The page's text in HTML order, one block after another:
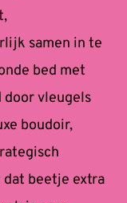
samen in te
bed met
door vleugels
boudoir,
beetje extra